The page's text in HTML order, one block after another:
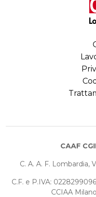
CAAF
C. A. A. F. Lombardia,
C.F. e P.IVA:
CCIAA